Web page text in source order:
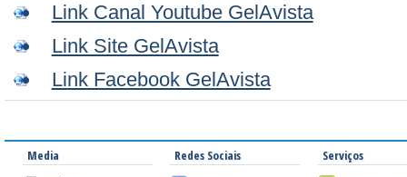
Link Canal Youtube GelAvista
Link Site GelAvista
Link Facebook GelAvista
Media Redes Sociais Serviços